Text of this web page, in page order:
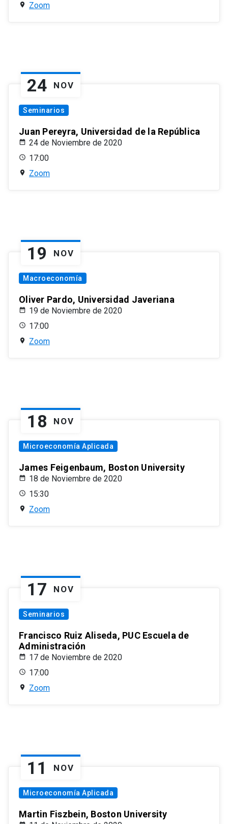
Zoom
24 NOV
Seminarios
Juan Pereyra, Universidad de la República
24 de Noviembre de 2020
17:00
Zoom
19 NOV
Macroeconomía
Oliver Pardo, Universidad Javeriana
19 de Noviembre de 2020
17:00
Zoom
18 NOV
Microeconomía Aplicada
James Feigenbaum, Boston University
18 de Noviembre de 2020
15:30
Zoom
17 NOV
Seminarios
Francisco Ruiz Aliseda, PUC Escuela de
Administración
17 de Noviembre de 2020
17:00
Zoom
11 NOV
Microeconomía Aplicada
Martin Fiszbein, Boston University